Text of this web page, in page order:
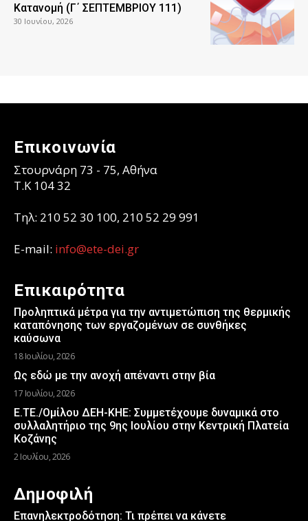
Κατανομή (Γ΄ ΣΕΠΤΕΜΒΡΙΟΥ 111)
30 Ιουνίου, 2026
Επικοινωνία
Στουρνάρη 73 - 75, Αθήνα
T.K 104 32
Τηλ: 210 52 30 100, 210 52 29 991
E-mail: info@ete-dei.gr
Επικαιρότητα
Προληπτικά μέτρα για την αντιμετώπιση της θερμικής
καταπόνησης των εργαζομένων σε συνθήκες
καύσωνα
18 Ιουλίου, 2026
Ως εδώ με την ανοχή απέναντι στην βία
17 Ιουλίου, 2026
Ε.ΤΕ./Ομίλου ΔΕΗ-ΚΗΕ: Συμμετέχουμε δυναμικά στο
συλλαλητήριο της 9ης Ιουλίου στην Κεντρική Πλατεία
Κοζάνης
2 Ιουλίου, 2026
Δημοφιλή
Επανηλεκτροδότηση: Τι πρέπει να κάνετε